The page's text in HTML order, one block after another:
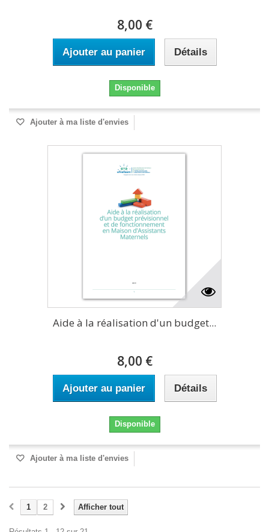
8,00 €
Ajouter au panier Détails
Disponible
Ajouter à ma liste d'envies
Aide à la réalisation d'un budget...
8,00 €
Ajouter au panier Détails
Disponible
Ajouter à ma liste d'envies
Afficher tout
1 2